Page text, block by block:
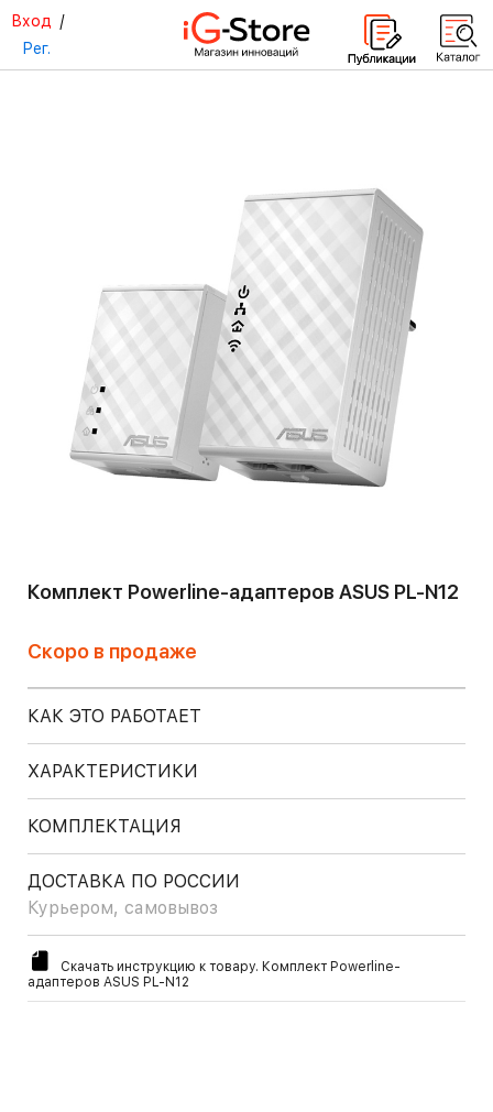
Вход /
Рег.
Комплект Powerline-адаптеров ASUS PL-N12
Скоро в продаже
КАК ЭТО РАБОТАЕТ
ХАРАКТЕРИСТИКИ
КОМПЛЕКТАЦИЯ
ДОСТАВКА ПО РОССИИ
Курьером, самовывоз
Скачать инструкцию к товару. Комплект Powerline-
адаптеров ASUS PL-N12